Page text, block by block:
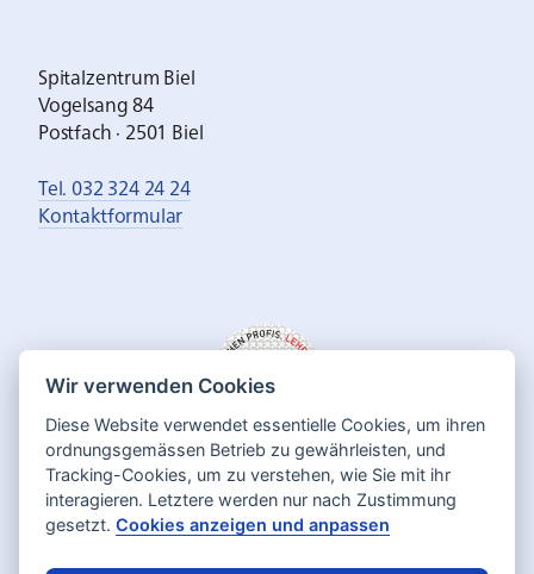
Spitalzentrum Biel
Vogelsang 84
Postfach · 2501 Biel
Tel. 032 324 24 24
Kontaktformular
Wir verwenden Cookies
Diese Website verwendet essentielle Cookies, um ihren
ordnungsgemässen Betrieb zu gewährleisten, und
Tracking-Cookies, um zu verstehen, wie Sie mit ihr
interagieren. Letztere werden nur nach Zustimmung
gesetzt.Cookies anzeigen und anpassen